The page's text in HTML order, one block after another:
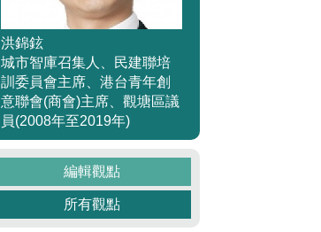
洪錦鉉
城市智庫召集人、民建聯培
訓委員會主席、港台青年創
意聯會(商會)主席、觀塘區議
員(2008年至2019年)
編輯觀點
所有觀點